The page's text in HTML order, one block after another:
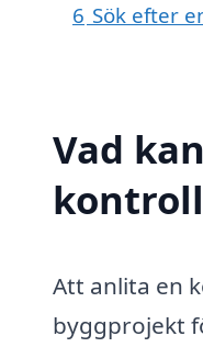
6 Sök efter
Vad
Att anlita en
byggprojekt